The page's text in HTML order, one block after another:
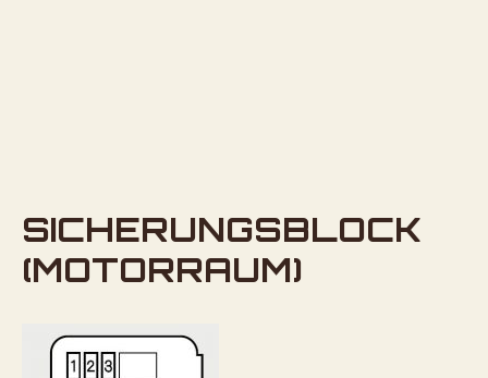
SICHERUNGSBLOCK
(MOTORRAUM)